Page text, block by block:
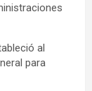
al
para